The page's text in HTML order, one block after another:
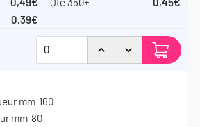
0,39€
160
80